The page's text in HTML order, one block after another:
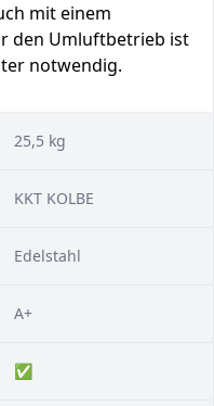
mit einem
den Umluftbetrieb ist
notwendig.
25,5 kg
KKT KOLBE
Edelstahl
A+
✅